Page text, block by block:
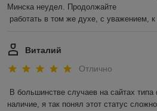
Минска неудел. Продолжайте
работать в том же духе, с уважением, к
Виталий
Отлично
В большинстве случаев на сайтах
наличие, я так понял этот статус